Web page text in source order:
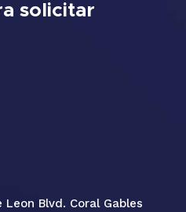
solicitar
Leon Blvd. Coral Gables